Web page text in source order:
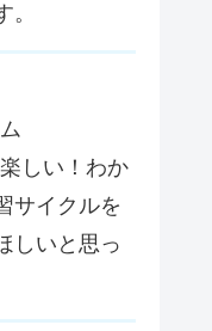
しい！わか
サイクルを
しいと思っ